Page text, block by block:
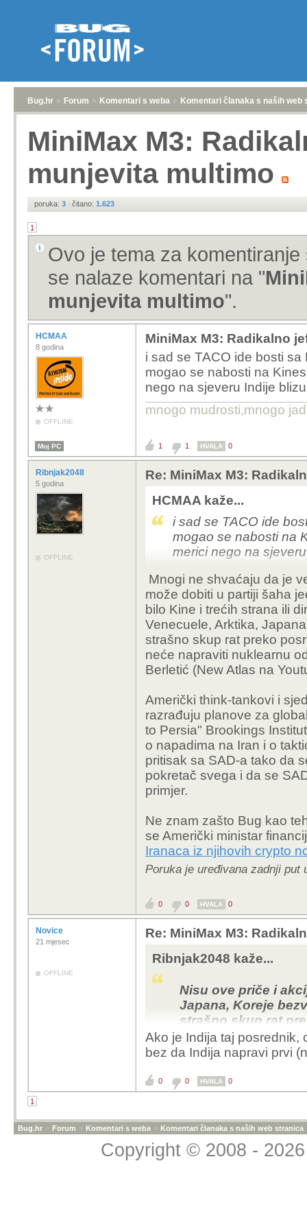
Bug.hr » Forum » Komentari s weba » Komentari članaka s naših web
MiniMax M3:
munjevita multimo
poruka: 3 | čitano: 1.623
1
Ovo je tema za
se nalaze komentari na "
munjevita multimo".
HCMAA
8 godina
OFFLINE
MiniMax M3: Radikalno
i sad se TACO ide bosti
mogao se nabosti na
nego na sjeveru Indije
mnogo mudrosti,mnogo
Moj PC 1 1 HVALA 0
Ribnjak2048
5 godina
OFFLINE
Re: MiniMax M3:
HCMAA kaže...
i sad se TACO ide
mogao se nabosti na
merici nego na
Mnogi ne shvaćaju da je
može dobiti u partiji šaha
bilo Kine i trećih strana ili
Venecuele, Arktika,
strašno skup rat preko
neće napraviti nuklearnu
Berletić (New Atlas na
Američki think-tankovi i
razrađuju planove za
to Persia" Brookings
o napadima na Iran i o
pritisak sa SAD-a tako da
pokretač svega i da se
primjer.
Ne znam zašto Bug kao
se Američki ministar
Iranaca iz njihovih crypto
Poruka je uređivana zadnji put
0 0 HVALA 0
Novice
21 mjesec
OFFLINE
Re: MiniMax M3:
Ribnjak2048 kaže...
Nisu ove priče i
Japana, Koreje
strašno skup rat
to da Kina neće
Ako je Indija taj posrednik,
bez da Indija napravi prvi
0 0 HVALA 0
1
Bug.hr » Forum » Komentari s weba » Komentari članaka s naših web stranica
Copyright © 2008 -